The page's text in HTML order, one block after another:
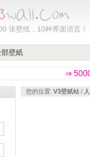
张壁纸，10种界面语言！
部壁紙
⇒
您的位置: V3壁紙站 /